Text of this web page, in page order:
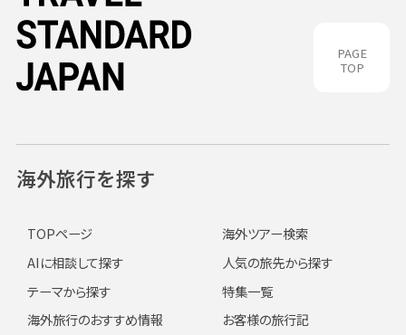
PAGE
TOP
海外旅行を探す
TOPページ
海外ツアー検索
AIに相談して探す
人気の旅先から探す
テーマから探す
特集一覧
海外旅行のおすすめ情報
お客様の旅行記